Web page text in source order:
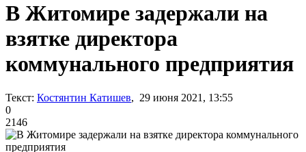
В Житомире задержали на
взятке директора
коммунального предприятия
Текст: Костянтин Катишев, 29 июня 2021, 13:55
0
2146